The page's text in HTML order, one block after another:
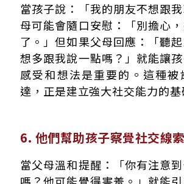
當孩子說：「我的朋友不想跟
母可能會隨口安慰：「別擔心
了。」但如果父母回應：「聽
想多跟我說一點嗎？」就能讓
感受和想法是重要的。這種被
達，正是建立強大社交能力的基
6. 他們幫助孩子察覺社交線索
當父母溫和提醒：「你有注意